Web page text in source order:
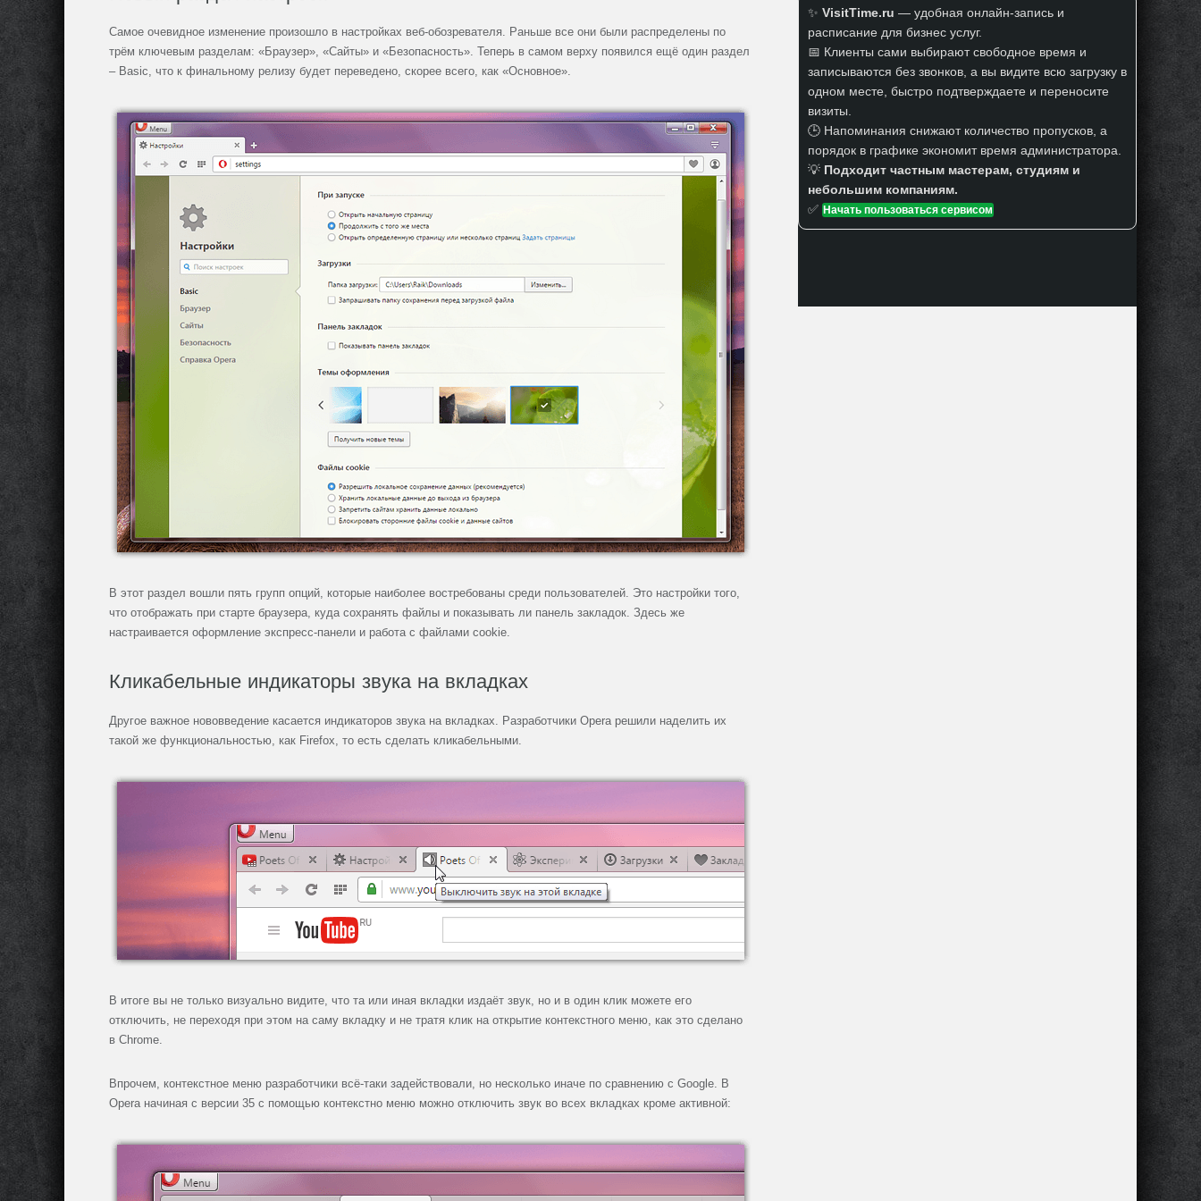
Самое очевидное изменение произошло в настройках веб-обозревателя. Раньше все они были распределены по
трём ключевым разделам: «Браузер», «Сайты» и «Безопасность». Теперь в самом верху появился ещё один раздел
– Basic, что к финальному релизу будет переведено, скорее всего, как «Основное».
В этот раздел вошли пять групп опций, которые наиболее востребованы среди пользователей. Это настройки того,
что отображать при старте браузера, куда сохранять файлы и показывать ли панель закладок. Здесь же
настраивается оформление экспресс-панели и работа с файлами cookie.
Кликабельные индикаторы звука на вкладках
Другое важное нововведение касается индикаторов звука на вкладках. Разработчики Opera решили наделить их
такой же функциональностью, как Firefox, то есть сделать кликабельными.
В итоге вы не только визуально видите, что та или иная вкладки издаёт звук, но и в один клик можете его
отключить, не переходя при этом на саму вкладку и не тратя клик на открытие контекстного меню, как это сделано
в Chrome.
Впрочем, контекстное меню разработчики всё-таки задействовали, но несколько иначе по сравнению с Google. В
Opera начиная с версии 35 с помощью контекстно меню можно отключить звук во всех вкладках кроме активной:
✨ VisitTime.ru — удобная онлайн-запись и
расписание для бизнес услуг.
📅 Клиенты сами выбирают свободное время и
записываются без звонков, а вы видите всю загрузку в
одном месте, быстро подтверждаете и переносите
визиты.
🕒 Напоминания снижают количество пропусков, а
порядок в графике экономит время администратора.
💡 Подходит частным мастерам, студиям и
небольшим компаниям.
✅ Начать пользоваться сервисом